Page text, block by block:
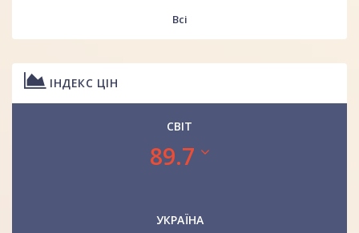
Всі
ІНДЕКС ЦІН
СВІТ
89.7
УКРАЇНА